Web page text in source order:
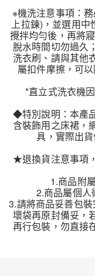
※機洗注意事項：
上拉鍊)，並選用中
攪拌均勻後，再將
脫水時間切勿過久
洗衣刷、請與其他
屬扣件摩擦，可
*直立式洗衣機
◆特別說明：本產
含裝飾用之床裙，
具，實際出
★退換貨注意事項
1.商品附
2.商品屬個人
3.請將商品妥善包
壞袋再原封備妥，
再行包裝，勿直接